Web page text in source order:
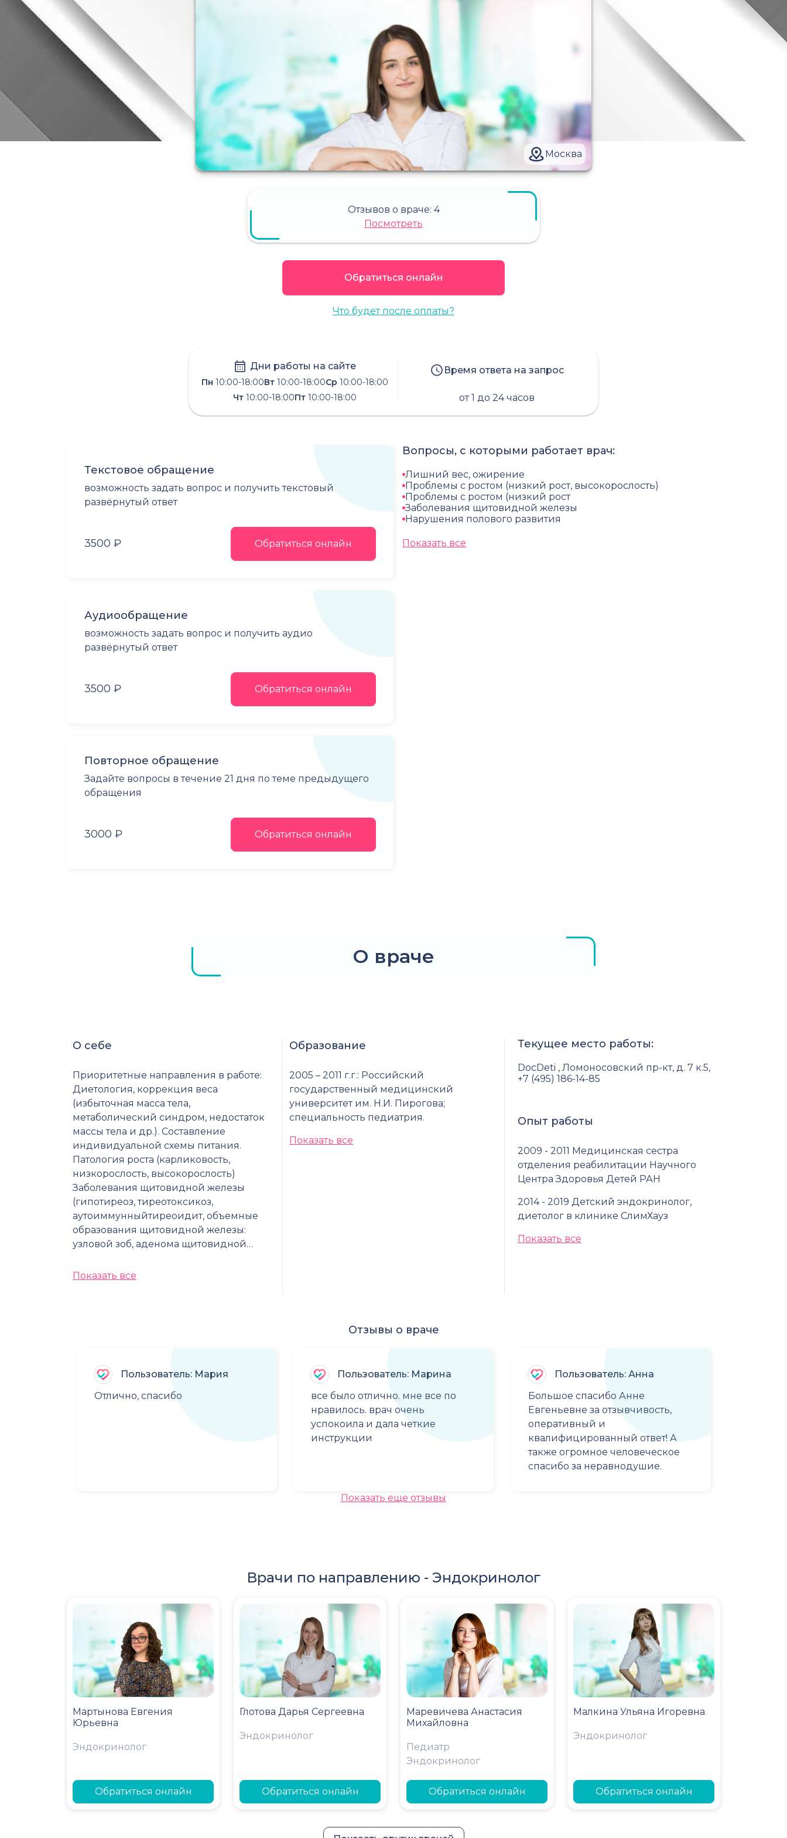
Москва
Отзывов о враче: 4
Посмотреть
Обратиться онлайн
Что будет после оплаты?
Дни работы на сайте
Пн 10:00-18:00Вт10:00-18:00Ср 10:00-18:00
Чт10:00-18:00Пт10:00-18:00
Время ответа на запрос
от 1 до 24 часов
Текстовое обращение
возможность задать вопрос и получить текстовый
развёрнутый ответ
3500 ₽ Обратиться онлайн
Аудиообращение
возможность задать вопрос и получить аудио
развёрнутый ответ
3500 ₽ Обратиться онлайн
Повторное обращение
Задайте вопросы в течение 21 дня по теме предыдущего
обращения
3000 ₽ Обратиться онлайн
Вопросы, с которыми работает врач:
Лишний вес, ожирение
Проблемы с ростом (низкий рост, высокорослость)
Проблемы с ростом (низкий рост
Заболевания щитовидной железы
Нарушения полового развития
Показать все
О враче
О себе
Приоритетные направления в работе:
Диетология, коррекция веса
(избыточная масса тела,
метаболический синдром, недостаток
массы тела и др.). Составление
индивидуальной схемы питания.
Патология роста (карликовость,
низкорослость, высокорослость)
Заболевания щитовидной железы
(гипотиреоз, тиреотоксикоз,
аутоиммунныйтиреоидит, объемные
образования щитовидной железы:
узловой зоб, аденома щитовидной…
Показать все
Образование
2005 – 2011 г.г.: Российский
государственный медицинский
университет им. Н.И. Пирогова;
специальность педиатрия.
Показать все
Текущее место работы:
DocDeti , Ломоносовский пр-кт, д. 7 к.5,
+7 (495) 186-14-85
Опыт работы
2009 - 2011 Медицинская сестра
отделения реабилитации Научного
Центра Здоровья Детей РАН
2014 - 2019 Детский эндокринолог,
диетолог в клинике СлимХауз
Показать все
Отзывы о враче
Пользователь: Мария
Отлично, спасибо
Пользователь: Марина
все было отлично. мне все по
нравилось. врач очень
успокоила и дала четкие
инструкции
Пользователь: Анна
Большое спасибо Анне
Евгеньевне за отзывчивость,
оперативный и
квалифицированный ответ! А
также огромное человеческое
спасибо за неравнодушие.
Показать еще отзывы
Врачи по направлению - Эндокринолог
Мартынова Евгения
Юрьевна
Эндокринолог
Обратиться онлайн
Глотова Дарья Сергеевна
Эндокринолог
Обратиться онлайн
Маревичева Анастасия
Михайловна
Педиатр
Эндокринолог
Обратиться онлайн
Малкина Ульяна Игоревна
Эндокринолог
Обратиться онлайн